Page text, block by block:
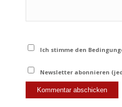
Ich stimme den
Newsletter abonnieren